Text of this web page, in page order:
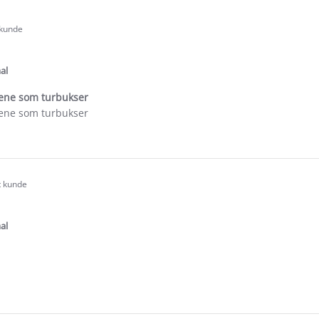
som turbukser
som turbukser